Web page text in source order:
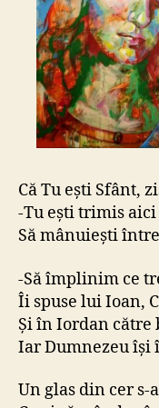
Că Tu ești Sfânt,
-Tu ești trimis aici
Să mânuiești
-Să împlinim ce
Îi spuse lui Ioan,
Și în Iordan către
Iar Dumnezeu își
Un glas din cer s-